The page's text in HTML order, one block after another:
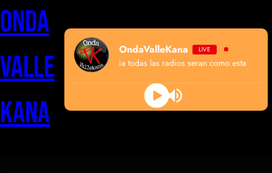
Saltar
contenido
Onda
Valle
Kana
OndaValleKana LIVE
algun dia todas las radios seran como esta